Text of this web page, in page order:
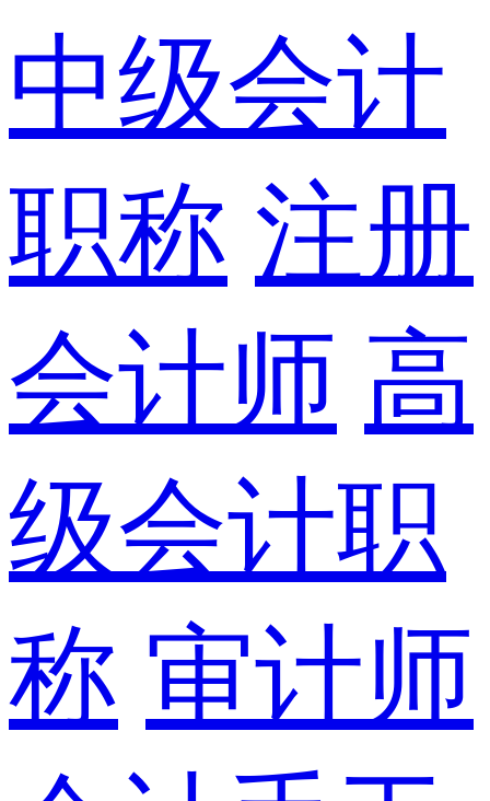
中级会计
职称 注册
会计师 高
级会计职
称 审计师